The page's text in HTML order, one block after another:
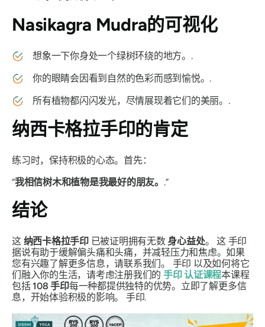
Nasikagra Mudra的可视化
想象一下你身处一个绿树环绕的地方。.
你的眼睛会因看到自然的色彩而感到愉悦。.
所有植物都闪闪发光，尽情展现着它们的美丽。.
纳西卡格拉手印的肯定
练习时，保持积极的心态。首先：
“我相信树木和植物是我最好的朋友。 .”
结论
这 纳西卡格拉手印已被证明拥有无数 身心益处。 这 手印
据说有助于缓解偏头痛和头痛，并减轻压力和焦虑。如果
您有兴趣了解更多信息，请联系我们。 手印 以及如何将它
们融入你的生活，请考虑注册我们的 手印认证课程本课程
包括108手印每一种都提供独特的优势。立即了解更多信
息，开始体验积极的影响。 手印.